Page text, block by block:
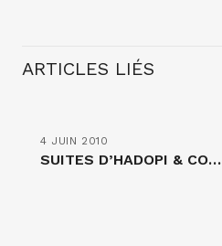
ARTICLES LIÉS
4 JUIN 2010
SUITES D’HADOPI & CO…